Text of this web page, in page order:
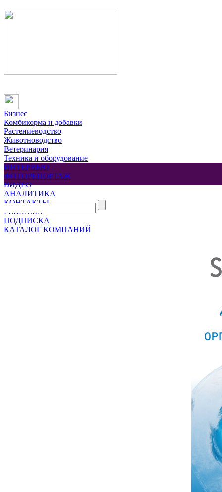
Бизнес
Комбикорма и добавки
Растениеводство
Животноводство
Ветеринария
Техника и оборудование
ИНТЕРВЬЮ
ФОТОРЕПОРТАЖ
ВИДЕО
АНАЛИТИКА
КОНТАКТЫ
РЕКЛАМА
ПОДПИСКА
КАТАЛОГ КОМПАНИЙ